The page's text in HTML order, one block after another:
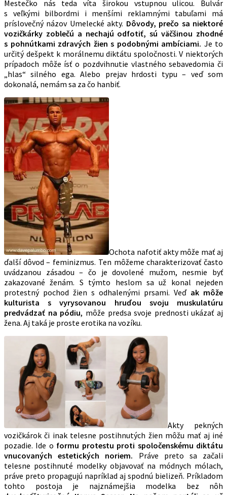
Mestečko nás teda víta širokou vstupnou ulicou. Bulvár
s veľkými bilbordmi i menšími reklamnými tabuľami má
príslovečný názov Umelecké akty. Dôvody, prečo sa niektoré
vozičkárky zoblečú a nechajú odfotiť, sú väčšinou zhodné
s pohnútkami zdravých žien s podobnými ambíciami. Je to
určitý dešpekt k morálnemu diktátu spoločnosti. V niektorých
prípadoch môže ísť o pozdvihnutie vlastného sebavedomia či
„hlas“ silného ega. Alebo prejav hrdosti typu – veď som
dokonalá, nemám sa za čo hanbiť.
Ochota nafotiť akty môže mať aj
ďalší dôvod – feminizmus. Ten môžeme charakterizovať často
uvádzanou zásadou – čo je dovolené mužom, nesmie byť
zakazované ženám. S týmto heslom sa už konal nejeden
protestný pochod žien s odhalenými prsami. Veď ak môže
kulturista s vyrysovanou hruďou svoju muskulatúru
predvádzať na pódiu, môže predsa svoje prednosti ukázať aj
žena. Aj taká je proste erotika na vozíku.
Akty pekných
vozičkárok či inak telesne postihnutých žien môžu mať aj iné
pozadie. Ide o formu protestu proti spoločenskému diktátu
vnucovaných estetických noriem. Práve preto sa začali
telesne postihnuté modelky objavovať na módnych mólach,
práve preto propagujú napríklad aj spodnú bielizeň. Príkladom
tohto postoja je najznámejšia modelka bez nôh